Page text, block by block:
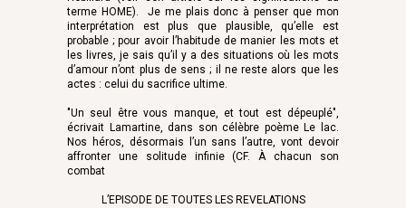
terme HOME). Je me plais donc à penser que mon
interprétation est plus que plausible, qu’elle est
probable ; pour avoir l’habitude de manier les mots et
les livres, je sais qu’il y a des situations où les mots
d’amour n’ont plus de sens ; il ne reste alors que les
actes : celui du sacrifice ultime.
"Un seul être vous manque, et tout est dépeuplé",
écrivait Lamartine, dans son célèbre poème Le lac.
Nos héros, désormais l’un sans l’autre, vont devoir
affronter une solitude infinie (CF. À chacun son
combat
L’EPISODE DE TOUTES LES REVELATIONS